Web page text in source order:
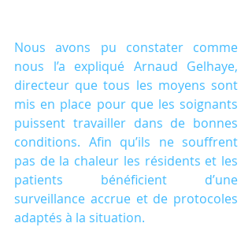
Nous avons pu constater comme
nous l’a expliqué Arnaud Gelhaye,
directeur que tous les moyens sont
mis en place pour que les soignants
puissent travailler dans de bonnes
conditions. Afin qu’ils ne souffrent
pas de la chaleur les résidents et les
patients bénéficient d’une
surveillance accrue et de protocoles
adaptés à la situation.